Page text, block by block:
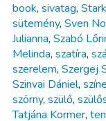
book, sivatag,
sütemény, Sven
Julianna, Szabó
Melinda, szatíra,
szerelem, Szergej
Szinvai Dániel,
szörny, szülő,
Tatjána Kormer,